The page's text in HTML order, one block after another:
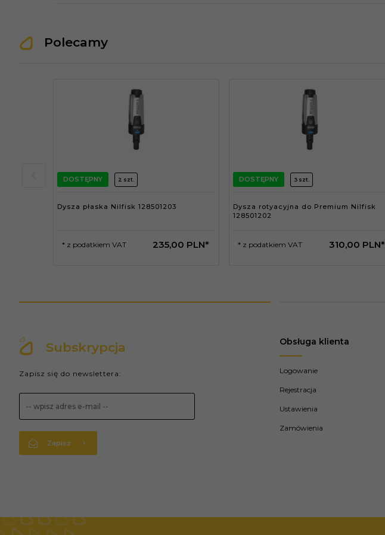
Polecamy
DOSTĘPNY 2 szt.
Dysza płaska Nilfisk 128501203
235,00 PLN*
* z podatkiem VAT
DOSTĘPNY 3 szt.
Dysza rotyacyjna do Premium Nilfisk
128501202
310,00 PLN*
* z podatkiem VAT
Subskrypcja
Zapisz się do newslettera:
Zapisz
Obsługa klienta
Logowanie
Rejestracja
Ustawienia
Zamówienia